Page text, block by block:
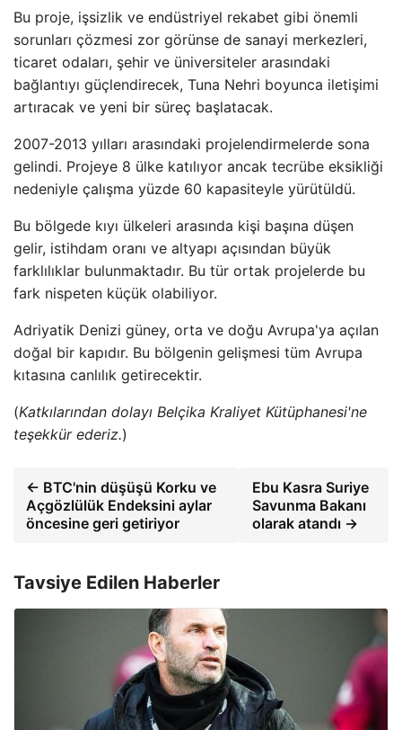
Bu proje, işsizlik ve endüstriyel rekabet gibi önemli
sorunları çözmesi zor görünse de sanayi merkezleri,
ticaret odaları, şehir ve üniversiteler arasındaki
bağlantıyı güçlendirecek, Tuna Nehri boyunca iletişimi
artıracak ve yeni bir süreç başlatacak.
2007-2013 yılları arasındaki projelendirmelerde sona
gelindi. Projeye 8 ülke katılıyor ancak tecrübe eksikliği
nedeniyle çalışma yüzde 60 kapasiteyle yürütüldü.
Bu bölgede kıyı ülkeleri arasında kişi başına düşen
gelir, istihdam oranı ve altyapı açısından büyük
farklılıklar bulunmaktadır. Bu tür ortak projelerde bu
fark nispeten küçük olabiliyor.
Adriyatik Denizi güney, orta ve doğu Avrupa'ya açılan
doğal bir kapıdır. Bu bölgenin gelişmesi tüm Avrupa
kıtasına canlılık getirecektir.
(Katkılarından dolayı Belçika Kraliyet Kütüphanesi'ne
teşekkür ederiz.)
← BTC'nin düşüşü Korku ve
Açgözlülük Endeksini aylar
öncesine geri getiriyor
Ebu Kasra Suriye
Savunma Bakanı
olarak atandı →
Tavsiye Edilen Haberler